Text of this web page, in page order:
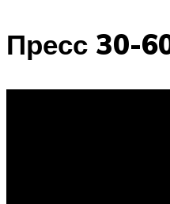
Пресс 30-